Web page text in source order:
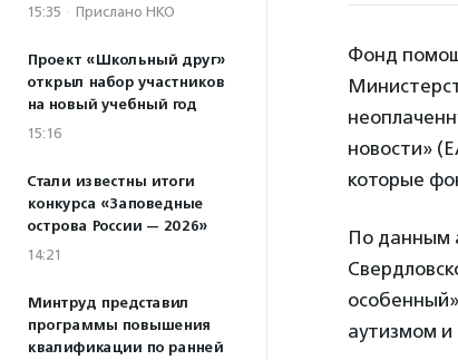
15:35 · Прислано НКО
Проект «Школьный друг»
открыл набор участников
на новый учебный год
15:16
Стали известны итоги
конкурса «Заповедные
острова России — 2026»
14:21
Минтруд представил
программы повышения
квалификации по ранней
Фонд
новости»
которые
По данным
аутизмом и